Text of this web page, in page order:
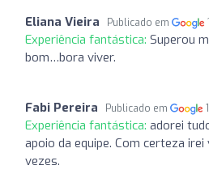
Eliana Vieira Publicado em
Experiência fantástica: Superou
bom…bora viver.
Fabi Pereira Publicado em
Experiência fantástica: adorei
apoio da equipe. Com certeza
vezes.